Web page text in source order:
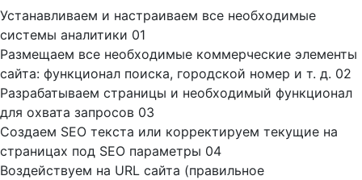
Устанавливаем и настраиваем все необходимые
системы аналитики 01
Размещаем все необходимые коммерческие элементы
сайта: функционал поиска, городской номер и т. д. 02
Разрабатываем страницы и необходимый функционал
для охвата запросов 03
Создаем SEO текста или корректируем текущие на
страницах под SEO параметры 04
Воздействуем на URL сайта (правильное